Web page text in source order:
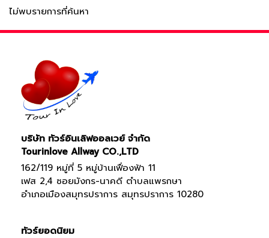
ไม่พบรายการที่ค้นหา
บริษัท ทัวร์อินเลิฟออลเวย์ จำกัด
Tourinlove Allway CO.,LTD
162/119 หมู่ที่ 5 หมู่บ้านเฟื่องฟ้า 11
เฟส 2,4 ซอยมังกร-นาคดี ตำบลแพรกษา
อำเภอเมืองสมุทรปราการ สมุทรปราการ 10280
ทัวร์ยอดนิยม